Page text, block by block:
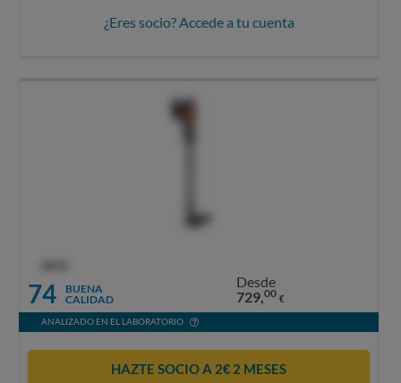
¿Eres socio? Accede a tu cuenta
74
BUENA
CALIDAD
Desde
729,00 €
ANALIZADO EN EL LABORATORIO
HAZTE SOCIO A 2€ 2 MESES